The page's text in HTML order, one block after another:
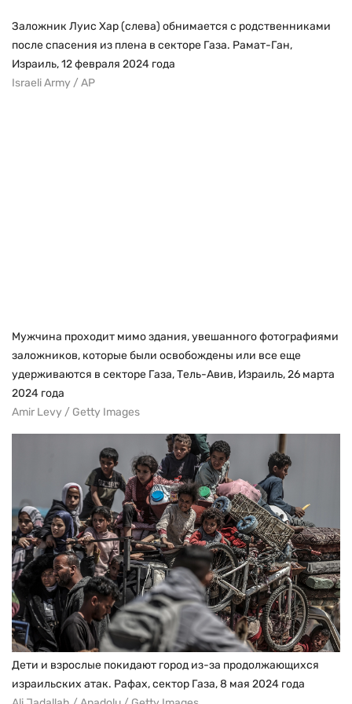
Заложник Луис Хар (слева) обнимается с родственниками
после спасения из плена в секторе Газа. Рамат-Ган,
Израиль, 12 февраля 2024 года
Israeli Army / AP
Мужчина проходит мимо здания, увешанного фотографиями
заложников, которые были освобождены или все еще
удерживаются в секторе Газа, Тель-Авив, Израиль, 26 марта
2024 года
Amir Levy / Getty Images
Дети и взрослые покидают город из-за продолжающихся
израильских атак. Рафах, сектор Газа, 8 мая 2024 года